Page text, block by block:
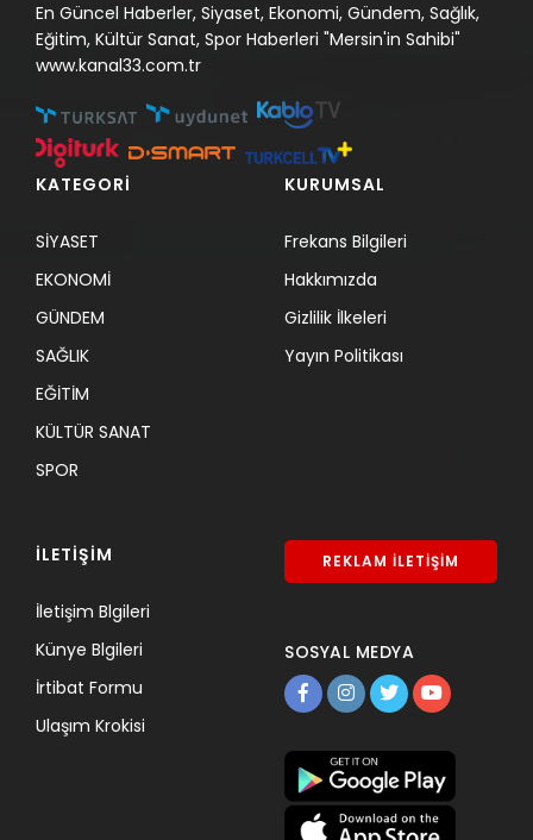
En Güncel Haberler, Siyaset, Ekonomi, Gündem, Sağlık,
Eğitim, Kültür Sanat, Spor Haberleri "Mersin'in Sahibi"
www.kanal33.com.tr
KATEGORİ
SİYASET
EKONOMİ
GÜNDEM
SAĞLIK
EĞİTİM
KÜLTÜR SANAT
SPOR
KURUMSAL
Frekans Bilgileri
Hakkımızda
Gizlilik İlkeleri
Yayın Politikası
İLETİŞİM
İletişim Blgileri
Künye Blgileri
İrtibat Formu
Ulaşım Krokisi
REKLAM İLETİŞİM
SOSYAL MEDYA